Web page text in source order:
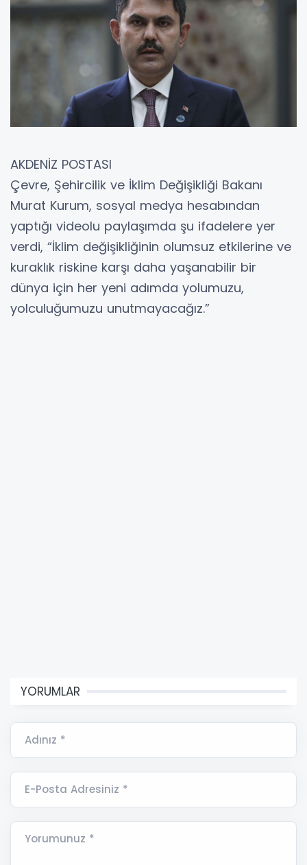
AKDENİZ POSTASI
Çevre, Şehircilik ve İklim Değişikliği Bakanı
Murat Kurum, sosyal medya hesabından
yaptığı videolu paylaşımda şu ifadelere yer
verdi, “İklim değişikliğinin olumsuz etkilerine ve
kuraklık riskine karşı daha yaşanabilir bir
dünya için her yeni adımda yolumuzu,
yolculuğumuzu unutmayacağız.”
YORUMLAR
Adınız *
E-Posta Adresiniz *
Yorumunuz *